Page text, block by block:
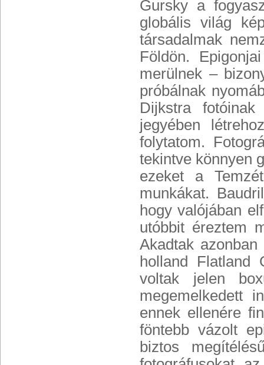
Gursky a
globális világ
társadalmak
Földön.
merülnek –
próbálnak
Dijkstra
jegyében
folytatom.
tekintve könnyen
ezeket a
munkákat.
hogy valójában
utóbbit éreztem
Akadtak
holland Flatland
voltak jelen
megemelkedett
ennek ellenére
föntebb vázolt
biztos